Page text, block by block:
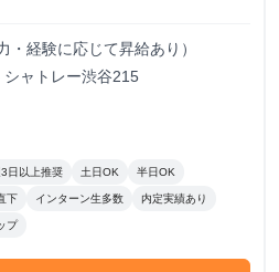
経験に応じて昇給あり）
ャトレー渋谷215
日以上推奨 土日OK 半日OK
下 インターン生多数 内定実績あり
プ